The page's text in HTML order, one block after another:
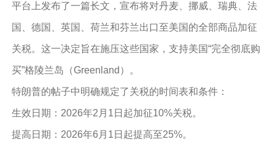
平台上发布了一篇长文，宣布将对丹麦、挪威、瑞典、法
国、德国、英国、荷兰和芬兰出口至美国的全部商品加征
关税。这一决定旨在施压这些国家，支持美国“完全彻底购
买”格陵兰岛（Greenland）。
特朗普的帖子中明确规定了关税的时间表和条件：
生效日期：2026年2月1日起加征10%关税。
提高日期：2026年6月1日起提高至25%。